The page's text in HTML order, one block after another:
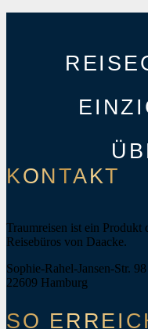
KONTAKT
Traumreisen ist ein Produkt
Reisebüros von Daacke.
Sophie-Rahel-Jansen-Str. 98
22609 Hamburg
SO